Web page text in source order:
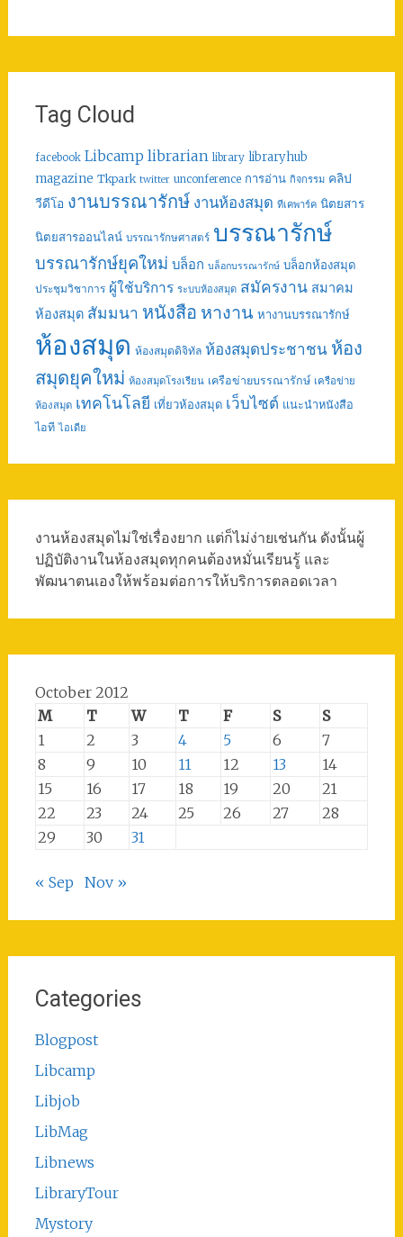
Tag Cloud
facebook Libcamp librarian library libraryhub
magazine Tkpark twitter unconference การอ่าน กิจกรรม คลิป
วีดีโอ งานบรรณารักษ์ งานห้องสมุด ทีเคพาร์ค นิตยสาร
นิตยสารออนไลน์ บรรณารักษศาสตร์ บรรณารักษ์
บรรณารักษ์ยุคใหม่ บล็อก บล็อกบรรณารักษ์ บล็อกห้องสมุด
ประชุมวิชาการ ผู้ใช้บริการ ระบบห้องสมุด สมัครงาน สมาคม
ห้องสมุด สัมมนา หนังสือ หางาน หางานบรรณารักษ์
ห้องสมุด ห้องสมุดดิจิทัล ห้องสมุดประชาชน ห้อง
สมุดยุคใหม่ ห้องสมุดโรงเรียน เครือข่ายบรรณารักษ์ เครือข่าย
ห้องสมุด เทคโนโลยี เที่ยวห้องสมุด เว็บไซต์ แนะนำหนังสือ
ไอที ไอเดีย
งานห้องสมุดไม่ใช่เรื่องยาก แต่ก็ไม่ง่ายเช่นกัน ดังนั้นผู้
ปฏิบัติงานในห้องสมุดทุกคนต้องหมั่นเรียนรู้ และ
พัฒนาตนเองให้พร้อมต่อการให้บริการตลอดเวลา
October 2012
M
T W T F S
S
1
2 3 4 5 6
7
8
9 10 11 12 13
14
15
16 17 18 19 20
21
22
23 24 25 26 27
28
29
30 31
« Sep Nov »
Categories
Blogpost
Libcamp
Libjob
LibMag
Libnews
LibraryTour
Mystory